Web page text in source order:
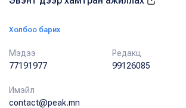
Холбоо барих
Мэдээ
77191977
Редакц
99126085
Имэйл
contact@peak.mn